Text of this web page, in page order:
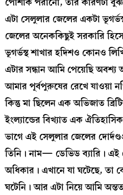
এটা সেলুলার জেলের একটা
জেলের অনেককিছুই সরকারি
ভূগর্ভস্থ শাখার হদিশও কোনও
এটার সন্ধান আমি পেয়েছি অবশ্য
আমার পূর্বপুরুষের রেখে যাওয়া
কিন্তু মা ছিলেন এক অভিজাত
ইংল্যান্ডের বিখ্যাত এক
ভাগে এই সেলুলার জেলের
তিনি। নাম— ডেভিড ব্যারি।
অধিকার। এখানে যা ঘটেছে,
ঘটেনি। আর এটা নিয়ে আমি